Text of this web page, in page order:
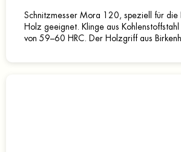
Schnitzmesser Mora 120, speziell für die
Holz geeignet. Klinge aus
von 59–60 HRC. Der Holzgriff aus